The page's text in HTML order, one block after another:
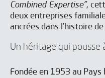
Combined Expertise”,
deux entreprises
ancrées dans l’histoire
Un héritage qui pousse
Fondée en 1953 au Pays